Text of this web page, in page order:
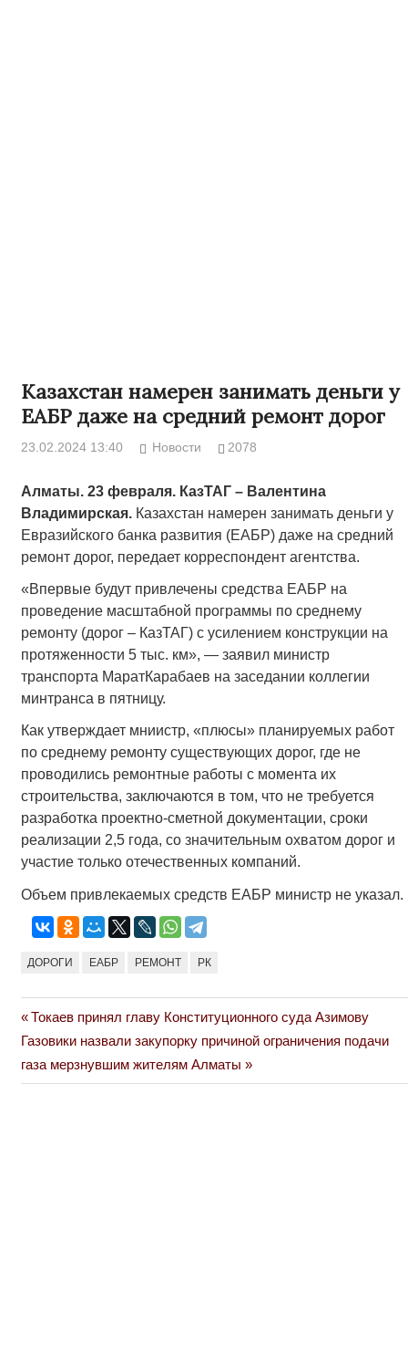
Казахстан намерен занимать деньги у
ЕАБР даже на средний ремонт дорог
23.02.2024 13:40 Новости 2078
Алматы. 23 февраля. КазТАГ – Валентина
Владимирская. Казахстан намерен занимать деньги у
Евразийского банка развития (ЕАБР) даже на средний
ремонт дорог, передает корреспондент агентства.
«Впервые будут привлечены средства ЕАБР на
проведение масштабной программы по среднему
ремонту (дорог – КазТАГ) с усилением конструкции на
протяженности 5 тыс. км», — заявил министр
транспорта МаратКарабаев на заседании коллегии
минтранса в пятницу.
Как утверждает мниистр, «плюсы» планируемых работ
по среднему ремонту существующих дорог, где не
проводились ремонтные работы с момента их
строительства, заключаются в том, что не требуется
разработка проектно-сметной документации, сроки
реализации 2,5 года, со значительным охватом дорог и
участие только отечественных компаний.
Объем привлекаемых средств ЕАБР министр не указал.
ДОРОГИ ЕАБР РЕМОНТ РК
Навигация
по
Previous
Post:
Токаев принял главу Конституционного суда Азимову
Next
Post:
Газовики назвали закупорку причиной ограничения подачи
газа мерзнувшим жителям Алматы